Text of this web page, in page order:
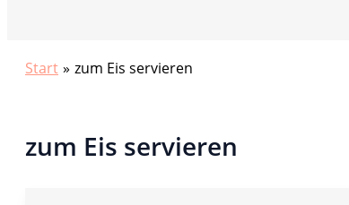
Start zum Eis servieren
zum Eis servieren